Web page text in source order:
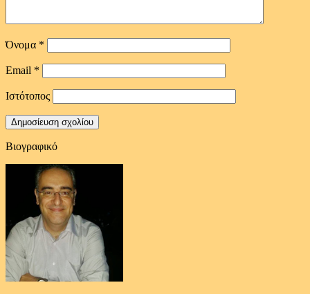
Όνομα *
Email *
Ιστότοπος
Βιογραφικό